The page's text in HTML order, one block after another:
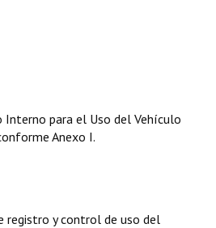
Interno para el Uso del Vehículo
Anexo I.
registro y control de uso del